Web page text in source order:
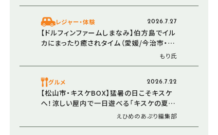
レジャー・体験 2026.7.27
【ドルフィンファームしまなみ】伯方島でイル
カにまったり癒されタイム（愛媛/今治市・お
もり氏
グルメ 2026.7.22
【松山市・キスケBOX】猛暑の日こそキスケ
へ！涼しい屋内で一日遊べる「キスケの夏
えひめのあぷり編集部